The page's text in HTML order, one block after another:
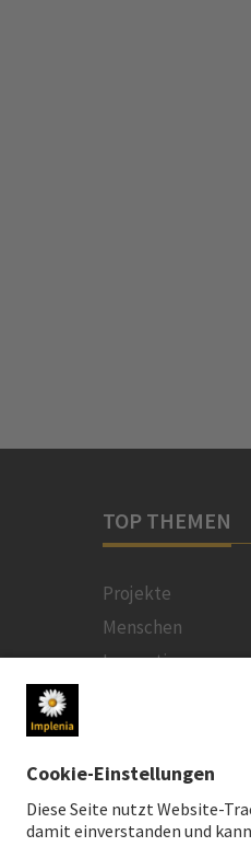
TOP THEMEN
Projekte
Menschen
Innovation
Sicherheit